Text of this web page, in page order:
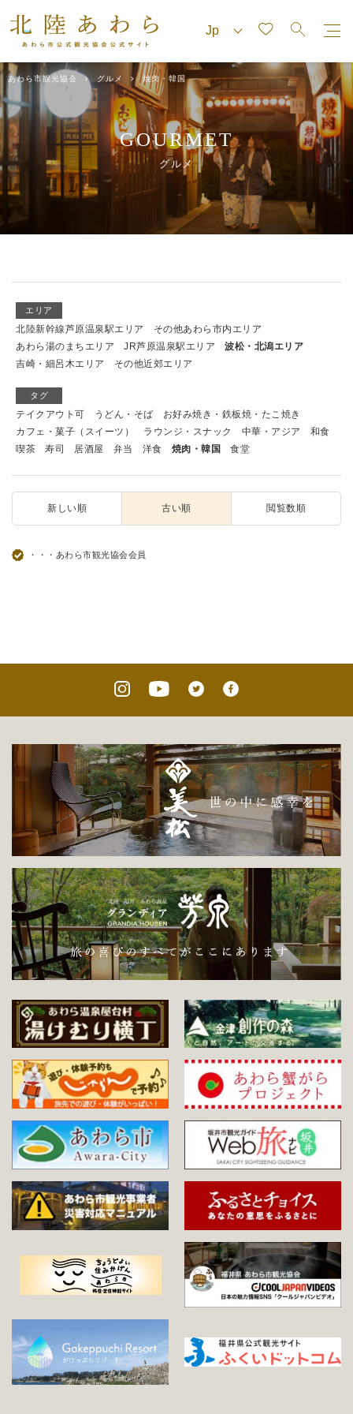
あわら市観光協会 グルメ 焼肉・韓国
GOURMET
グルメ
エリア
北陸新幹線芦原温泉駅エリア
その他あわら市内エリア
あわら湯のまちエリア
JR芦原温泉駅エリア
波松・北潟エリア
吉崎・細呂木エリア
その他近郊エリア
タグ
テイクアウト可 うどん・そば
お好み焼き・鉄板焼・たこ焼き
カフェ・菓子（スイーツ）
ラウンジ・スナック 中華・アジア
和食
喫茶
寿司 居酒屋 弁当 洋食 焼肉・韓国 食堂
新しい順 古い順 閲覧数順
・・・あわら市観光協会会員